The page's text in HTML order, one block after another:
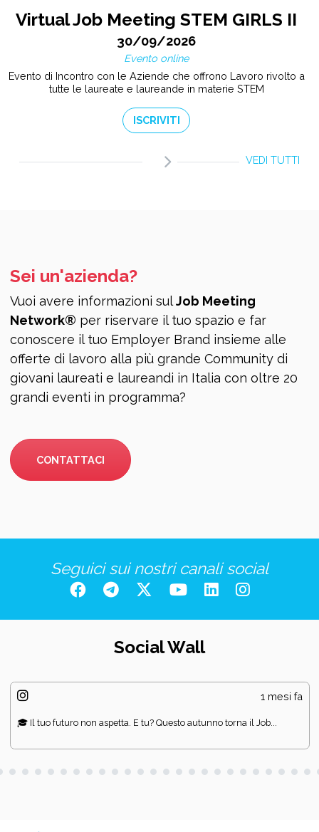
Virtual Job Meeting STEM GIRLS II
30/09/2026
Evento online
Evento di Incontro con le Aziende che offrono Lavoro rivolto a
tutte le laureate e laureande in materie STEM
ISCRIVITI
VEDI TUTTI
Sei un'azienda?
Vuoi avere informazioni sulJob Meeting
Network® per riservare il tuo spazio e far
conoscere il tuo Employer Brand insieme alle
offerte di lavoro alla più grande Community di
giovani laureati e laureandi in Italia con oltre 20
grandi eventi in programma?
CONTATTACI
Seguici sui nostri canali social
Social Wall
1 mesi fa
🎓 Il tuo futuro non aspetta. E tu? Questo autunno torna il Job...